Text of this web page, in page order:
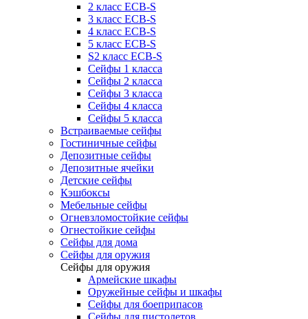
2 класс ECB-S
3 класс ECB-S
4 класс ECB-S
5 класс ECB-S
S2 класс ECB-S
Сейфы 1 класса
Сейфы 2 класса
Сейфы 3 класса
Сейфы 4 класса
Сейфы 5 класса
Встраиваемые сейфы
Гостиничные сейфы
Депозитные сейфы
Депозитные ячейки
Детские сейфы
Кэшбоксы
Мебельные сейфы
Огневзломостойкие сейфы
Огнестойкие сейфы
Сейфы для дома
Сейфы для оружия
Сейфы для оружия
Армейские шкафы
Оружейные сейфы и шкафы
Сейфы для боеприпасов
Сейфы для пистолетов